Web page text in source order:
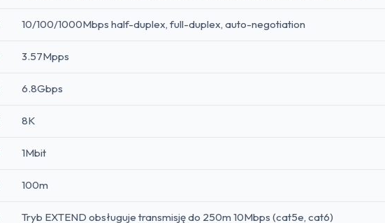
10/100/1000Mbps half-duplex, full-duplex, auto-negotiation
3.57Mpps
6.8Gbps
8K
1Mbit
100m
Tryb EXTEND obsługuje transmisję do 250m 10Mbps (cat5e, cat6)